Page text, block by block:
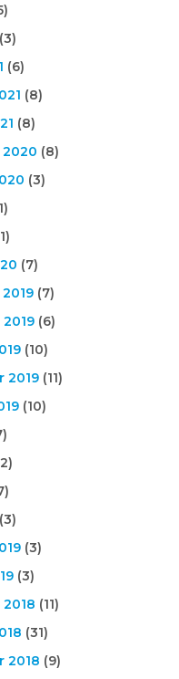
(3)
(6)
(8)
(8)
2020 (8)
(3)
(7)
(7)
(6)
(10)
2019 (11)
(10)
(3)
(3)
(3)
(11)
(31)
2018 (9)